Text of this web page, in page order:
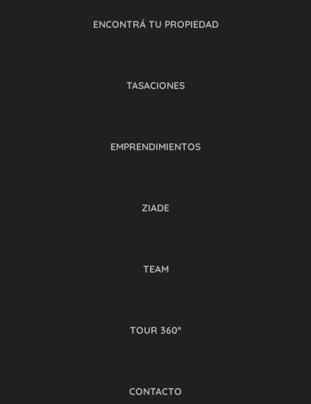
ENCONTRÁ TU PROPIEDAD
TASACIONES
EMPRENDIMIENTOS
ZIADE
TEAM
TOUR 360º
CONTACTO